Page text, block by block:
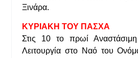
Ξινάρα.
ΚΥΡΙΑΚΗ ΤΟΥ ΠΑΣΧΑ
Στις 10 το πρωί Αναστάσιμη
Λειτουργία στο Ναό του